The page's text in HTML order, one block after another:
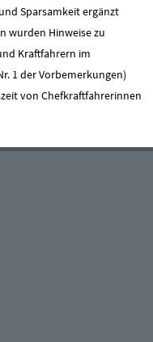
Sparsamkeit ergänzt
wurden Hinweise zu
Kraftfahrern im
1 der Vorbemerkungen)
von Chefkraftfahrerinnen